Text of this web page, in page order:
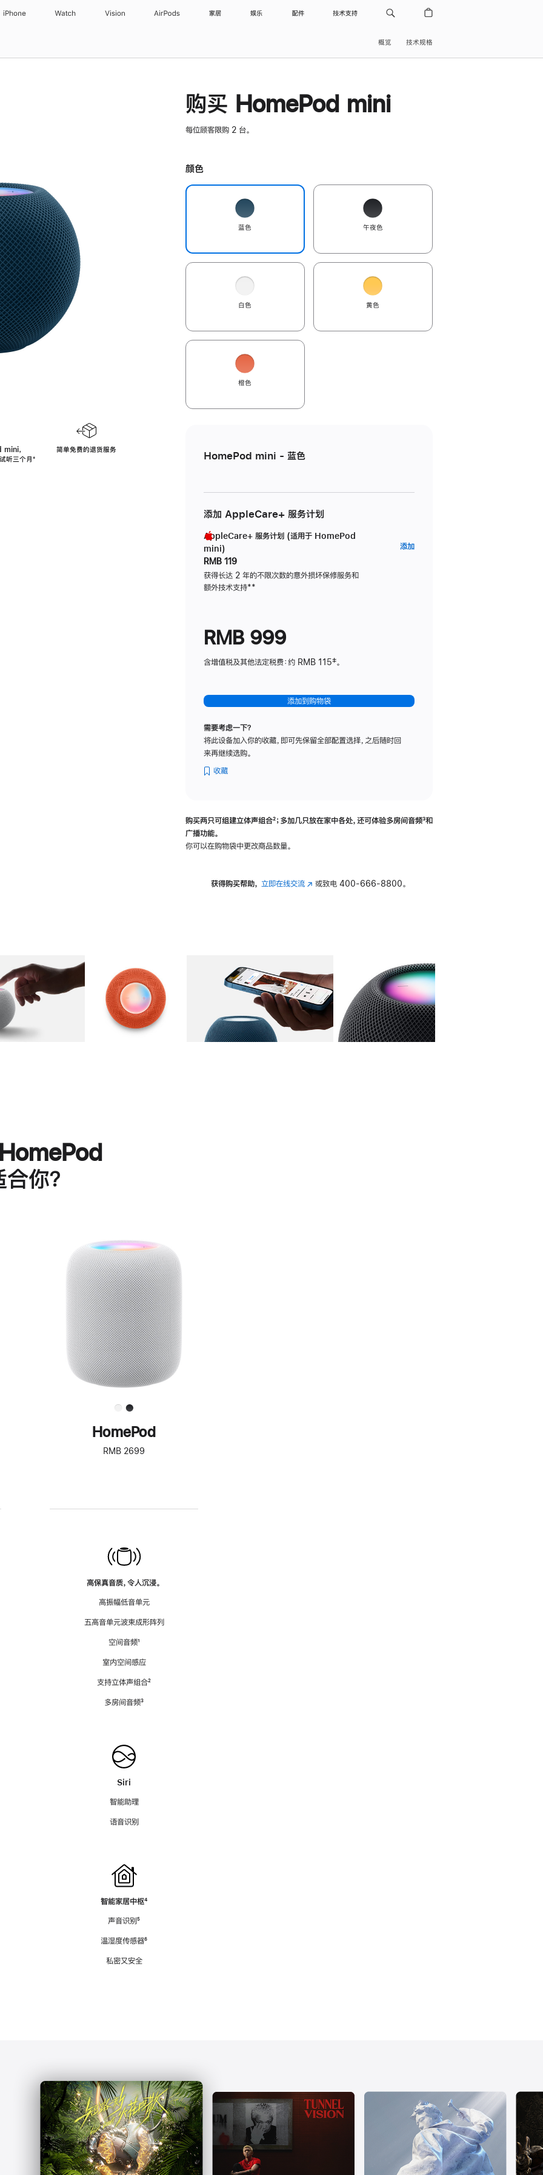
iPhone Watch Vision AirPods 家居 娱乐 配件 技术支持
概览 技术规格
，
听三个月脚
⁺
简单免费的退货服务
购买 HomePod mini
每位顾客限购 2 台。
颜色
蓝色 午夜色
白色 黄色
橙色
HomePod mini - 蓝色
添加 AppleCare+ 服务计划
AppleCare+ 服务计划 (适用于 HomePod
mini)
RMB 119
获得长达 2 年的不限次数的意外损坏保修服务和
额外技术支持脚
**
添加AppleCare+
RMB 999
含增值税及其他法定税费：约 RMB 115‡。
添加到购物袋
需要考虑一下？
将此设备加入你的收藏，即可先保留全部配置选择，之后随时回
来再继续选购。
收藏
购买两只可组建立体声组合脚
²；多加几只放在家中各处，还可体验多‍房‍间音频脚
³和
广播功能。
你可以在购物袋中更改商品数量。
获得购买帮助， 立即在线交流(在 或致电 400-666-8800。
图库 图像 图库 图像 图库 图像 4 图库 图像 5
你？
进
一
步
了
解
HomePod<
HomePod
RMB 2699
高保真音质，令人沉浸。
高振幅低音单元
五高音单元波束成形阵列
空间音频脚
¹
室内空间感应
支持立体声组合脚
²
多房间音频脚
³
Siri
智能助理
语音识别
智能家居中枢脚
⁴
声音识别脚
⁵
温湿度传感器脚
⁶
私密又安全